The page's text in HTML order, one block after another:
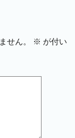
せん。 ※ が付い